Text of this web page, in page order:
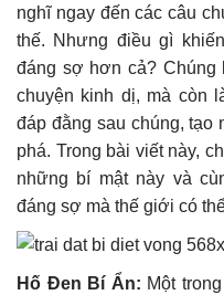
nghĩ ngay đến các câu
thế. Nhưng điều gì
đáng sợ hơn cả? Chúng
chuyện kinh dị, mà còn
đáp đằng sau chúng,
phá. Trong bài viết này,
những bí mật này và
đáng sợ mà thế giới có
Hố Đen Bí Ẩn: Một